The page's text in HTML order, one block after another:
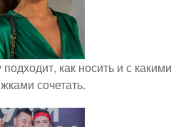
как носить и с какими
сочетать.